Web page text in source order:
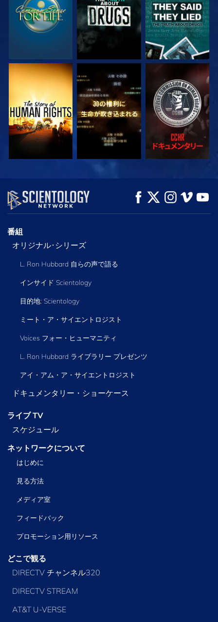
観る 観る 観る
観る シリーズを探求
番組
オリジナル･シリーズ
L. Ron Hubbard 自らの声で語る
インサイド Scientology
目的地: Scientology
ミート・ア・サイエントロジスト
Voices フォー・ヒューマニティ
L. Ron Hubbard ライブラリー プレゼンツ
アイ・アム・ア・サイエントロジスト
ドキュメンタリー・ショーケース
ライブ TV
スケジュール
ネットワークについて
はじめに
見る方法
メディア室
フィードバック
プロモーション用リソース
どこで観る
DIRECTV チャンネル320
DIRECTV STREAM
AT&T U-VERSE